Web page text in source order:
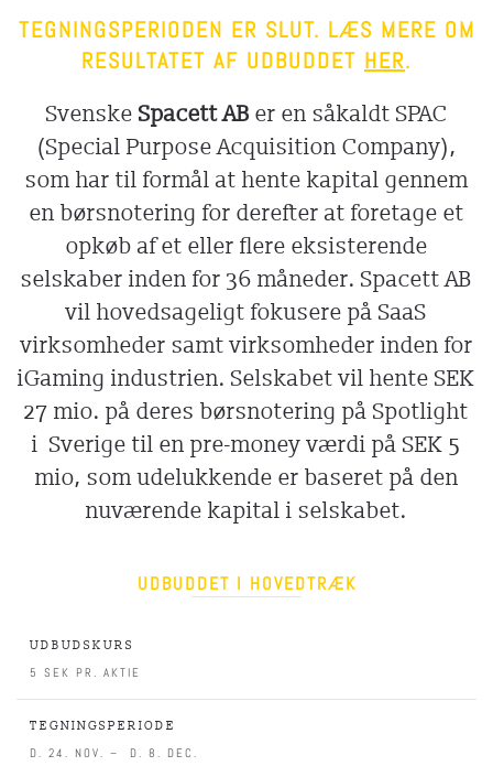
TEGNINGSPERIODEN ER SLUT. LÆS MERE OM
RESULTATET AF UDBUDDET HER.
Svenske Spacett AB er en såkaldt SPAC
(Special Purpose Acquisition Company),
som har til formål at hente kapital gennem
en børsnotering for derefter at foretage et
opkøb af et eller flere eksisterende
selskaber inden for 36 måneder. Spacett AB
vil hovedsageligt fokusere på SaaS
virksomheder samt virksomheder inden for
iGaming industrien. Selskabet vil hente SEK
27 mio. på deres børsnotering på Spotlight
i Sverige til en pre-money værdi på SEK 5
mio, som udelukkende er baseret på den
nuværende kapital i selskabet.
UDBUDDET I HOVEDTRÆK
UDBUDSKURS
5 SEK PR. AKTIE
TEGNINGSPERIODE
D. 24. NOV. – D. 8. DEC.